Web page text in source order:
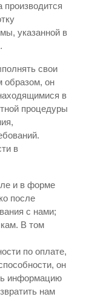
производится
указанной в
свои
образом, он
в
процедуры
в
и в форме
после
с нами;
В том
по оплате,
он
информацию
нам